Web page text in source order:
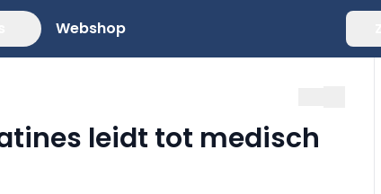
Webshop
leidt tot medisch